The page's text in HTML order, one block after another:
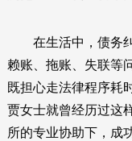
在生活中，债务纠
赖账、拖账、失联等
既担心走法律程序耗
贾女士就曾经历过这
所的专业协助下，成